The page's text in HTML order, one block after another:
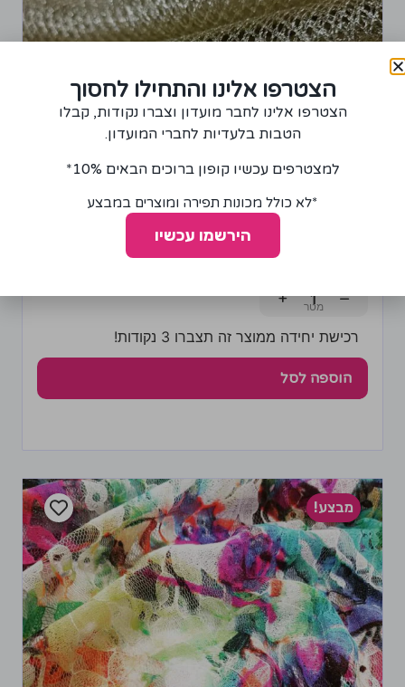
−
+
רכישת יחידה ממוצר זה תצברו 3 נקודות!
הוספה לסל
מבצע!
הצטרפו אלינו והתחילו לחסוך
הצטרפו אלינו לחבר מועדון וצברו נקודות, קבלו
הטבות בלעדיות לחברי המועדון.
למצטרפים עכשיו קופון ברוכים הבאים 10%*
*לא כולל מכונות תפירה ומוצרים במבצע
הירשמו עכשיו